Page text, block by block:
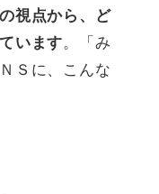
視点から、ど
います。「み
Ｓに、こんな